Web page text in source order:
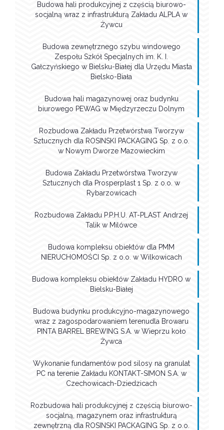
Budowa hali produkcyjnej z częścią biurowo-
socjalną wraz z infrastrukturą Zakładu ALPLA w
Żywcu
Budowa zewnętrznego szybu windowego
Zespołu Szkół Specjalnych im. K. I.
Gałczyńskiego w Bielsku-Białej dla Urzędu Miasta
Bielsko-Biała
Budowa hali magazynowej oraz budynku
biurowego PEWAG w Międzyrzeczu Dolnym
Rozbudowa Zakładu Przetwórstwa Tworzyw
Sztucznych dla ROSINSKI PACKAGING Sp. z o.o.
w Nowym Dworze Mazowieckim
Budowa Zakładu Przetwórstwa Tworzyw
Sztucznych dla Prosperplast 1 Sp. z o.o. w
Rybarzowicach
Rozbudowa Zakładu P.P.H.U. AT-PLAST Andrzej
Talik w Milówce
Budowa kompleksu obiektów dla PMM
NIERUCHOMOŚCI Sp. z o.o. w Wilkowicach
Budowa kompleksu obiektów Zakładu HYDRO w
Bielsku-Białej
Budowa budynku produkcyjno-magazynowego
wraz z zagospodarowaniem terenudla Browaru
PINTA BARREL BREWING S.A. w Wieprzu koło
Żywca
Wykonanie fundamentów pod silosy na granulat
PC na terenie Zakładu KONTAKT-SIMON S.A. w
Czechowicach-Dziedzicach
Rozbudowa hali produkcyjnej z częścią biurowo-
socjalną, magazynem oraz infrastrukturą
zewnętrzną dla ROSINSKI PACKAGING Sp. z o.o.